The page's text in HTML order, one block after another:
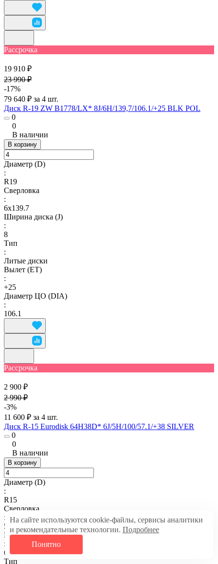
Рассрочка
19 910 ₽
23 990 ₽
-17%
79 640 ₽ за 4 шт.
Диск R-19 ZW B1778/LX* 8J/6H/139,7/106.1/+25 BLK POL
0
0
В наличии
В корзину
Диаметр (D)
:
R19
Сверловка
:
6х139.7
Ширина диска (J)
:
8
Тип
:
Литые диски
Вылет (ET)
:
+25
Диаметр ЦО (DIA)
:
106.1
Рассрочка
2 900 ₽
2 990 ₽
-3%
11 600 ₽ за 4 шт.
Диск R-15 Eurodisk 64H38D* 6J/5H/100/57.1/+38 SILVER
0
0
В наличии
В корзину
Диаметр (D)
:
R15
Сверловка
:
5х100
Ширина диска (J)
:
6
Тип
На сайте используются cookie-файлы, сервисы аналитики
и рекомендательные технологии. Подробнее
Понятно